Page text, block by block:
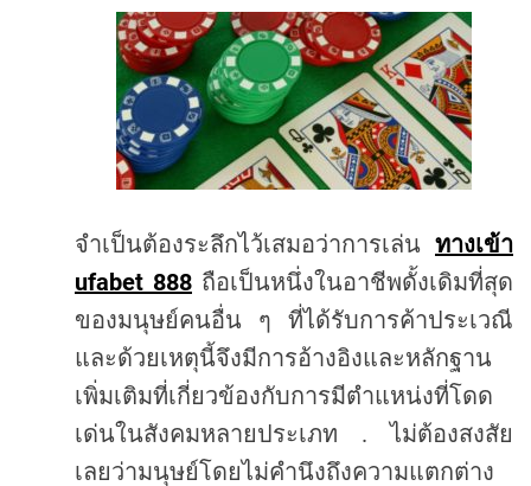
จำเป็นต้องระลึกไว้เสมอว่าการเล่น ทางเข้า
ufabet 888 ถือเป็นหนึ่งในอาชีพดั้งเดิมที่สุด
ของมนุษย์คนอื่น
ๆ
ที่ได้รับการค้าประเวณี
และด้วยเหตุนี้จึงมีการอ้างอิงและหลักฐาน
เพิ่มเติมที่เกี่ยวข้องกับการมีตำแหน่งที่โดด
เด่นในสังคมหลายประเภท .ไม่ต้องสงสัย
เลยว่ามนุษย์โดยไม่คำนึงถึงความแตกต่าง